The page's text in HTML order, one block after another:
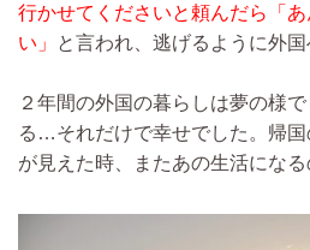
行かせてくださいと頼んだら「
い」
と言われ、逃げるように外国
２年間の外国の暮らしは夢の様
る…それだけで幸せでした。帰
が見えた時、またあの生活になる